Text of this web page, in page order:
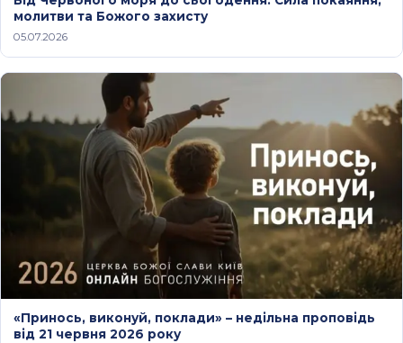
молитви та Божого захисту
05.07.2026
«Принось, виконуй, поклади» – недільна проповідь
від 21 червня 2026 року